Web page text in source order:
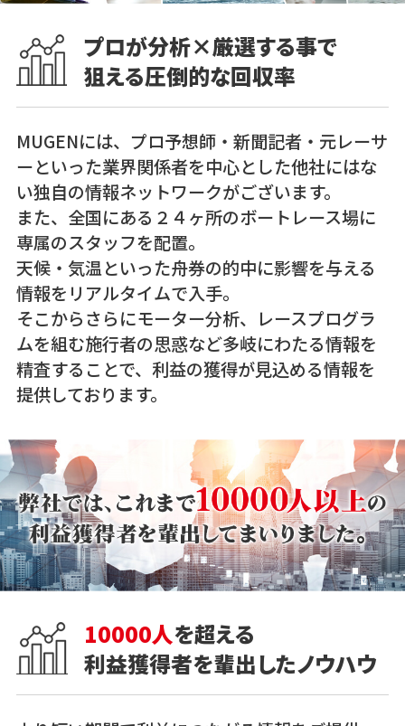
プロが分析×厳選する事で
狙える圧倒的な回収率
MUGENには、プロ予想師・新聞記者・元レーサ
ーといった業界関係者を中心とした他社にはな
い独自の情報ネットワークがございます。
また、全国にある２４ヶ所のボートレース場に
専属のスタッフを配置。
天候・気温といった舟券の的中に影響を与える
情報をリアルタイムで入手。
そこからさらにモーター分析、レースプログラ
ムを組む施行者の思惑など多岐にわたる情報を
精査することで、利益の獲得が見込める情報を
提供しております。
10000人を超える
利益獲得者を輩出したノウハウ